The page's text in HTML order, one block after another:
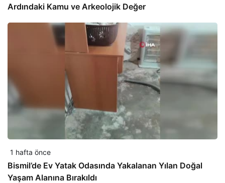
Ardındaki Kamu ve Arkeolojik Değer
1 hafta önce
Bismil’de Ev Yatak Odasında Yakalanan Yılan Doğal
Yaşam Alanına Bırakıldı